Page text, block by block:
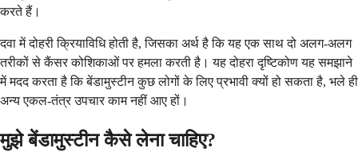
करते हैं।
दवा में दोहरी क्रियाविधि होती है, जिसका अर्थ है कि यह एक साथ दो अलग-अलग
तरीकों से कैंसर कोशिकाओं पर हमला करती है। यह दोहरा दृष्टिकोण यह समझाने
में मदद करता है कि बेंडामुस्टीन कुछ लोगों के लिए प्रभावी क्यों हो सकता है, भले ही
अन्य एकल-तंत्र उपचार काम नहीं आए हों।
मुझे बेंडामुस्टीन कैसे लेना चाहिए?